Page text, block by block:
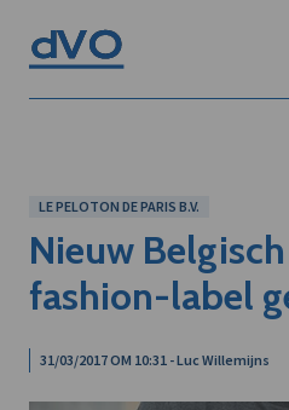
LE PELOTON DE PARIS B.V.
Nieuw
fashion-label
31/03/2017 OM 10:31 - Luc Willemijns